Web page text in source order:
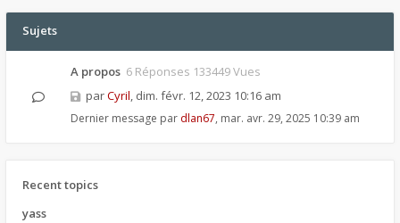
Sujets
A propos 6 Réponses 133449 Vues
parCyril, dim. févr. 12, 2023 10:16 am
Dernier message par dlan67, mar. avr. 29, 2025 10:39 am
Recent topics
yass